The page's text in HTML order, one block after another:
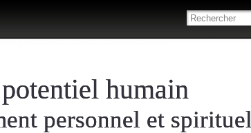
humain
personnel et spirituel